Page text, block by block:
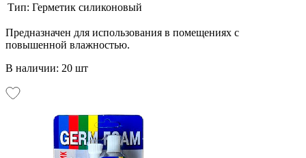
Тип: Герметик силиконовый
Предназначен для использования в помещениях с
повышенной влажностью.
В наличии: 20 шт